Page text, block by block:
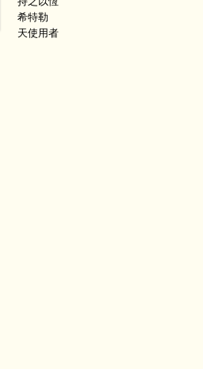
希特勒
天使用者